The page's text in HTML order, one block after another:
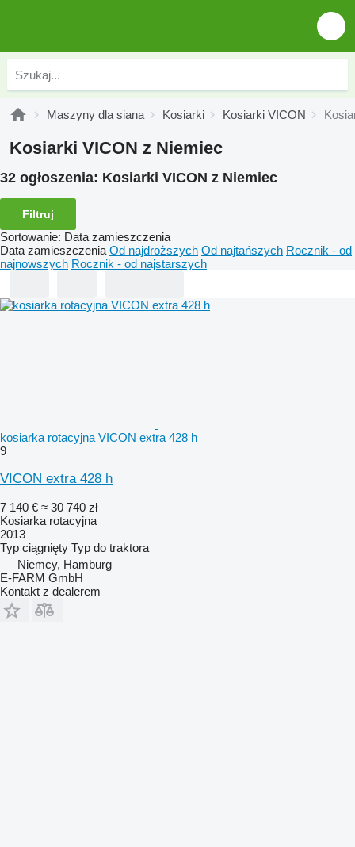
Maszyny dla siana Kosiarki Kosiarki VICON
Kosiarki VICON z Niemiec
32 ogłoszenia: Kosiarki VICON z Niemiec
Filtruj
Sortowanie: Data zamieszczenia
Data zamieszczenia Od najdroższych Od najtańszych Rocznik - od
najnowszych Rocznik - od najstarszych
kosiarka rotacyjna VICON extra 428 h
9
VICON extra 428 h
7 140 € ≈ 30 740 zł
Kosiarka rotacyjna
2013
Typ ciągnięty Typ do traktora
Niemcy, Hamburg
E-FARM GmbH
Kontakt z dealerem